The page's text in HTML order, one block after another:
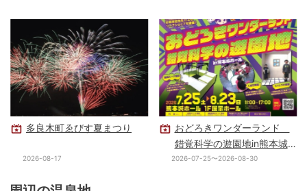
多良木町ゑびす夏まつり
2026-08-17
おどろきワンダーランド
錯覚科学の遊園地in熊本城
ホール
2026-07-25〜2026-08-30